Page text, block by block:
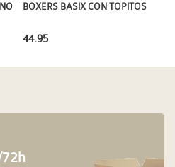
BOXERS BASIX CON TOPITOS
44.95